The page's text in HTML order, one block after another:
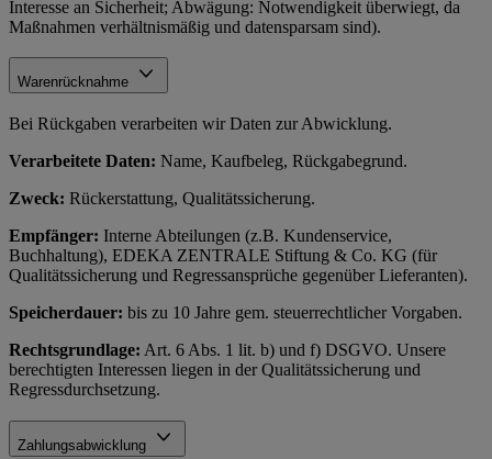
Interesse an Sicherheit; Abwägung: Notwendigkeit überwiegt, da
Maßnahmen verhältnismäßig und datensparsam sind).
Warenrücknahme
Bei Rückgaben verarbeiten wir Daten zur Abwicklung.
Verarbeitete Daten: Name, Kaufbeleg, Rückgabegrund.
Zweck: Rückerstattung, Qualitätssicherung.
Empfänger: Interne Abteilungen (z.B. Kundenservice,
Buchhaltung), EDEKA ZENTRALE Stiftung & Co. KG (für
Qualitätssicherung und Regressansprüche gegenüber Lieferanten).
Speicherdauer: bis zu 10 Jahre gem. steuerrechtlicher Vorgaben.
Rechtsgrundlage: Art. 6 Abs. 1 lit. b) und f) DSGVO. Unsere
berechtigten Interessen liegen in der Qualitätssicherung und
Regressdurchsetzung.
Zahlungsabwicklung